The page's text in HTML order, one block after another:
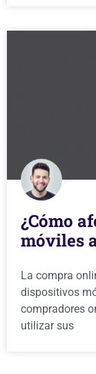
¿Cómo
móviles
La compra
dispositivos
compradores
utilizar sus